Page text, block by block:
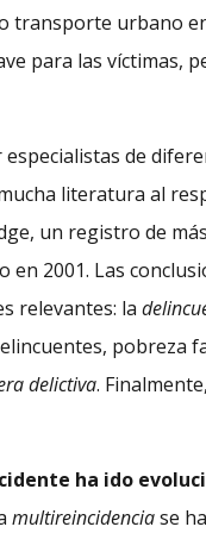
urbano
para las víctimas,
de
literatura al
un registro de
en 2001. Las
relevantes: la
pobreza
delictiva. Finalmente,
ha ido
multireincidenciase